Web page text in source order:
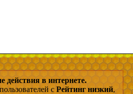
в интернете.
с Рейтинг низкий,